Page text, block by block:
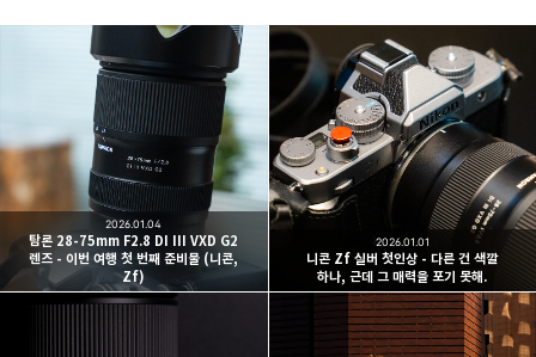
빛으로 쓴 편지
분야 크리에이터
여행하고 사진을 찍습니다. 생각을 덧붙입니다.
구독하기
구독하기 카카오톡 라인 트위터
카카오스토리 네이버 블로그
탐론 28-75mm F2.8 DI III VXD G2
렌즈 - 이번 여행 첫 번째 준비물 (니콘,
Zf)
2026.01.04
니콘 Zf 실버 첫인상 - 다른 건 색깔
하나, 근데 그 매력을 포기 못해.
2026.01.01